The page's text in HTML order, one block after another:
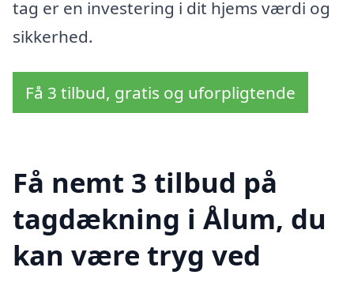
tag er en investering i dit hjems værdi og
sikkerhed.
Få 3 tilbud, gratis og uforpligtende
Få nemt 3 tilbud på
tagdækning i Ålum, du
kan være tryg ved